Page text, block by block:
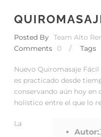
Posted By Team Alto
Comments
0 / Tags
Nuevo Quiromasaje
es practicado desde
conservando aún hoy en
holístico entre el que lo
Autor:
La